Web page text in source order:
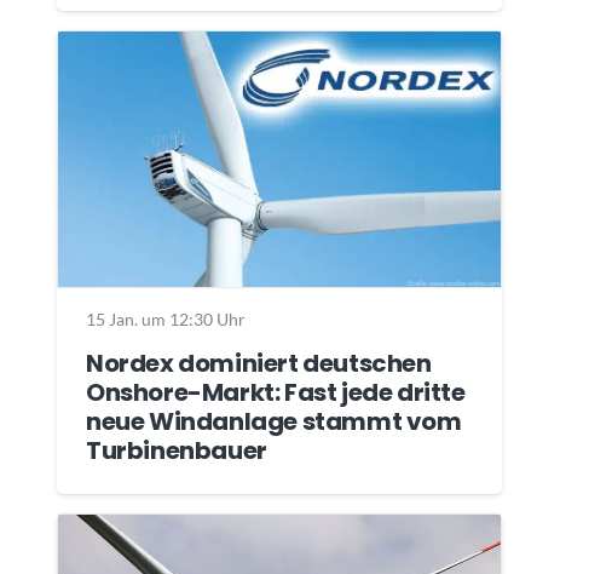
15 Jan. um 12:30 Uhr
Nordex dominiert deutschen
Onshore-Markt: Fast jede dritte
neue Windanlage stammt vom
Turbinenbauer